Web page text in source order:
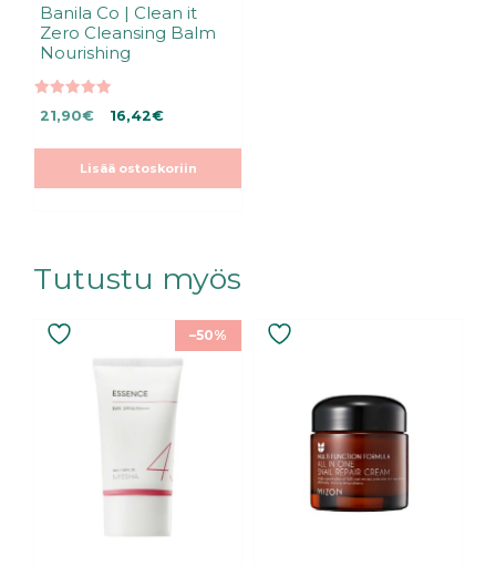
Banila Co | Clean it
Zero Cleansing Balm
Nourishing
5:stä
Alkuperäinen
21,90€.
21,90€Nykyinen
21,90€.
16,42€
Lisää ostoskoriin
Tutustu myös
–50%